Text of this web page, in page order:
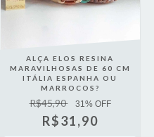
ALÇA ELOS RESINA
MARAVILHOSAS DE 60 CM
ITÁLIA ESPANHA OU
MARROCOS?
R$45,90 31% OFF
R$31,90